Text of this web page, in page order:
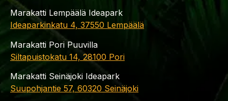
Marakatti Lempäälä Ideapark
Ideaparkinkatu 4, 37550 Lempäälä
Marakatti Pori Puuvilla
Siltapuistokatu 14, 28100 Pori
Marakatti Seinäjoki Ideapark
Suupohjantie 57, 60320 Seinäjoki